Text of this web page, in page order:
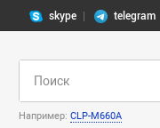
skype telegram
Например: CLP-M660A